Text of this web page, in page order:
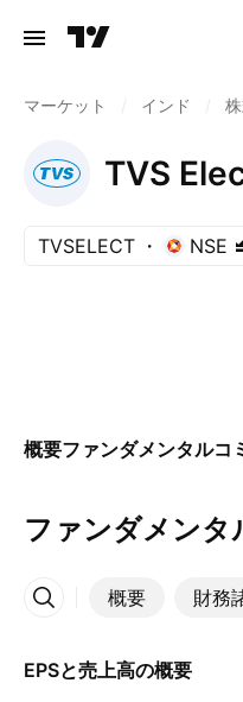
マーケット インド
TVS
TVSELECT NSE
概要ファンダメンタルコ
ファンダメンタ
概要 財務
その他
EPSと売上高の概要